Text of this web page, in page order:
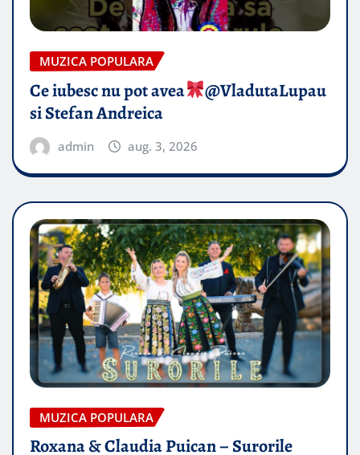
MUZICA POPULARA
Ce iubesc nu pot avea
​@VladutaLupau
si Stefan Andreica
admin aug. 3, 2026
MUZICA POPULARA
Roxana & Claudia Puican – Surorile